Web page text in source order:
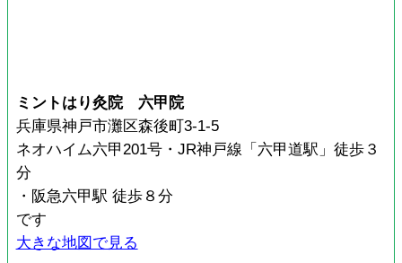
ミントはり灸院 六甲院
兵庫県神戸市灘区森後町3-1-5
ネオハイム六甲201号・JR神戸線「六甲道駅」徒歩３
分
・阪急六甲駅 徒歩８分
です
大きな地図で見る